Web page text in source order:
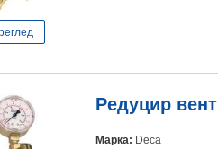
Редуцир
Марка: Deca